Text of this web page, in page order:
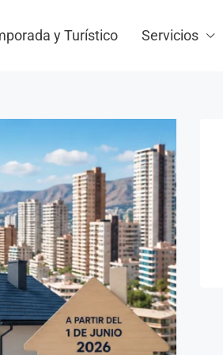
y Turístico Servicios